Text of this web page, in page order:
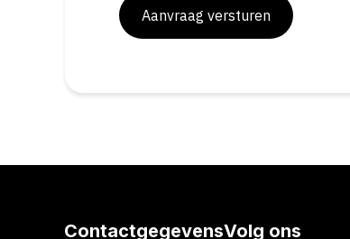
Aanvraag versturen
ContactgegevensVolg ons